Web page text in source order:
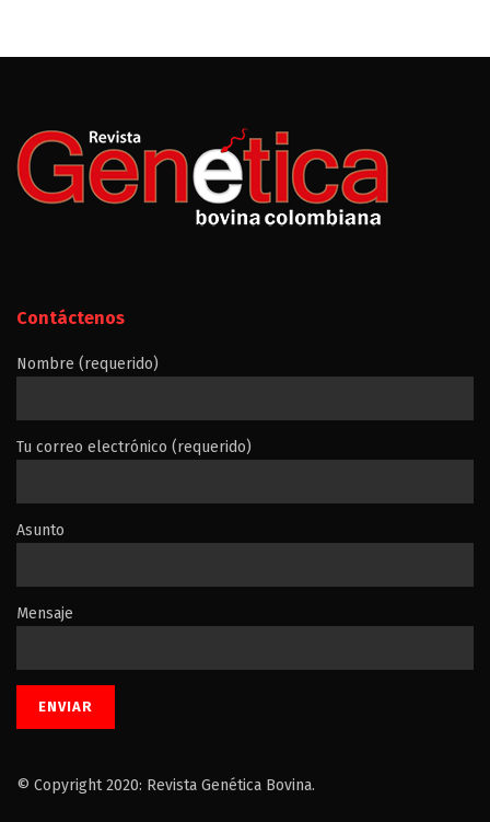
Contáctenos
Nombre (requerido)
Tu correo electrónico (requerido)
Asunto
Mensaje
© Copyright 2020: Revista Genética Bovina.